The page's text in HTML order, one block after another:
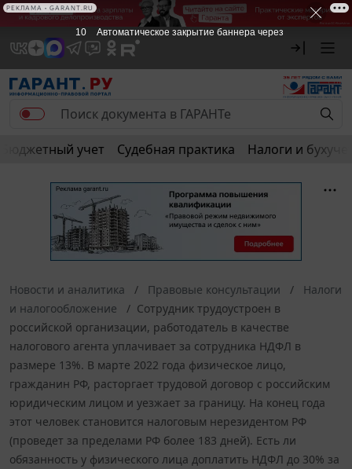
Бюджетный учет Судебная практика Налоги и
Новости и аналитика Правовые консультации
Налоги
и налогообложение
Сотрудник трудоустроен в
российской организации, работодатель в качестве
налогового агента уплачивает за сотрудника НДФЛ в
размере 13%. В марте 2022 года физическое лицо,
гражданин РФ, расторгает трудовой договор с российским
юридическим лицом и уезжает за границу. На конец года
этот человек становится налоговым нерезидентом РФ
(проведет за пределами РФ более 183 дней). Есть ли
обязанность у физического лица доплатить НДФЛ до 30% за
10 Автоматическое закрытие баннера через
РЕКЛАМА • GARANT.RU